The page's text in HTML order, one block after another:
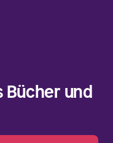
Bücher und